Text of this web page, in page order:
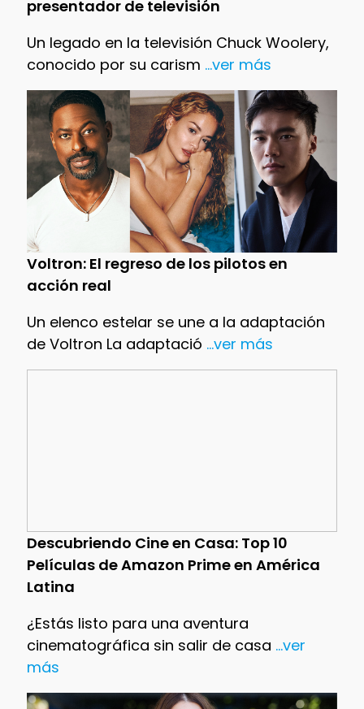
presentador de televisión
Un legado en la televisión Chuck Woolery,
conocido por su carism ...ver más
Voltron: El regreso de los pilotos en
acción real
Un elenco estelar se une a la adaptación
de Voltron La adaptació ...ver más
Descubriendo Cine en Casa: Top 10
Películas de Amazon Prime en América
Latina
¿Estás listo para una aventura
cinematográfica sin salir de casa ...ver
más